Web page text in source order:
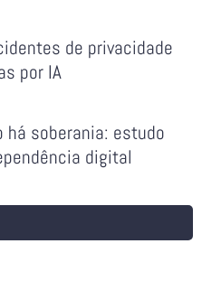
de privacidade
por IA
há soberania: estudo
digital